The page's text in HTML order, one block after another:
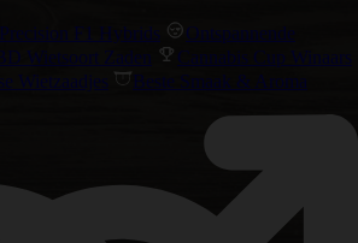
Precision F1 Hybrids
Ontspannende
Wietsoort Zaden
Cannabis Cup Winaars
Wietzaadjes
Beste Smaak & Aroma